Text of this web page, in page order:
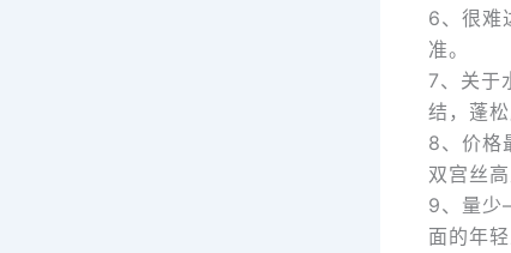
6、很难
准。
7、关于
结，蓬松
8、价格
双宫丝高
9、量少
面的年